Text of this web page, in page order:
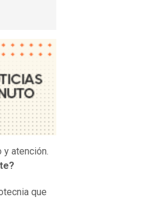
y atención.
que